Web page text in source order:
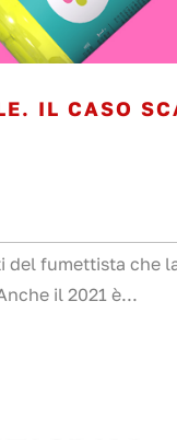
IL CASO
del fumettista che
il 2021 è...